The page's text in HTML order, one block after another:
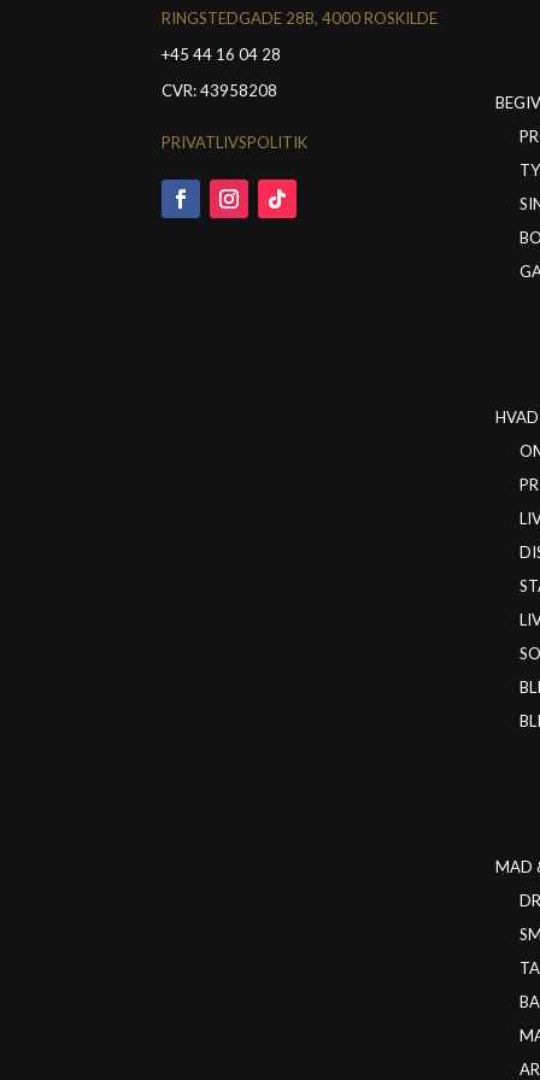
RINGSTEDGADE 28B, 4000 ROSKILDE
+45 44 16 04 28
CVR: 43958208
PRIVATLIVSPOLITIK
HVAD
MAD